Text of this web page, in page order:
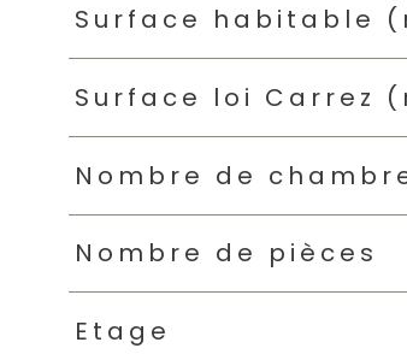
Surface habitable
Surface loi Carrez
Nombre de
Nombre de pièces
Etage